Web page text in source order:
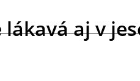
aj v